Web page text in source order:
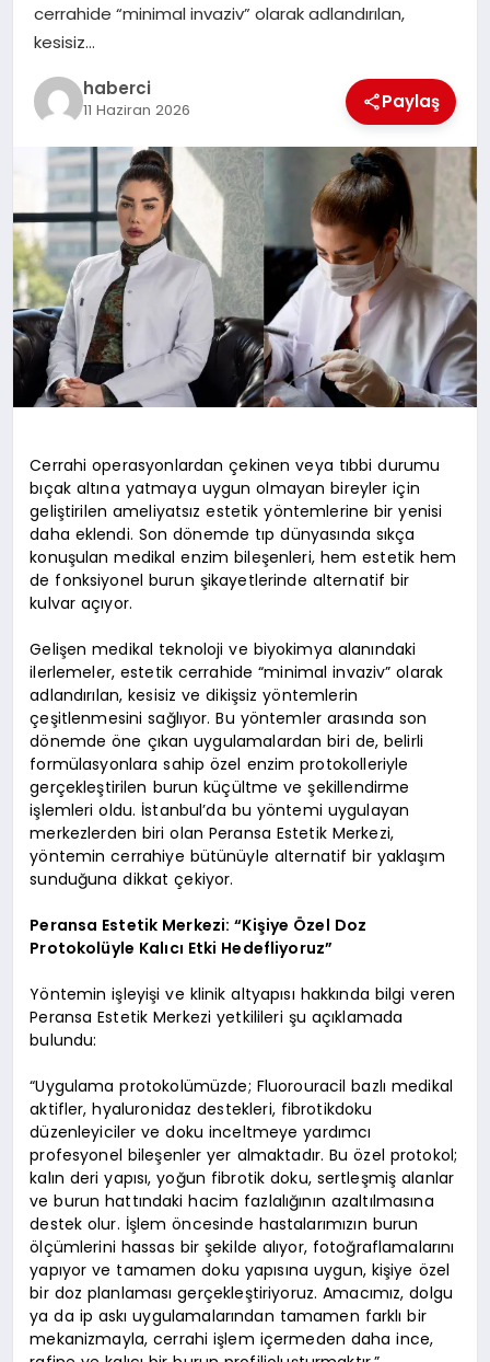
YAŞAM
cerrahide “minimal invaziv” olarak adlandırılan,
kesisiz…
haberci
11 Haziran 2026 Paylaş
Cerrahi operasyonlardan çekinen veya tıbbi durumu
bıçak altına yatmaya uygun olmayan bireyler için
geliştirilen ameliyatsız estetik yöntemlerine bir yenisi
daha eklendi. Son dönemde tıp dünyasında sıkça
konuşulan medikal enzim bileşenleri, hem estetik hem
de fonksiyonel burun şikayetlerinde alternatif bir
kulvar açıyor.
Gelişen medikal teknoloji ve biyokimya alanındaki
ilerlemeler, estetik cerrahide “minimal invaziv” olarak
adlandırılan, kesisiz ve dikişsiz yöntemlerin
çeşitlenmesini sağlıyor. Bu yöntemler arasında son
dönemde öne çıkan uygulamalardan biri de, belirli
formülasyonlara sahip özel enzim protokolleriyle
gerçekleştirilen burun küçültme ve şekillendirme
işlemleri oldu. İstanbul’da bu yöntemi uygulayan
merkezlerden biri olan Peransa Estetik Merkezi,
yöntemin cerrahiye bütünüyle alternatif bir yaklaşım
sunduğuna dikkat çekiyor.
Peransa Estetik Merkezi: “Kişiye Özel Doz
Protokolüyle Kalıcı Etki Hedefliyoruz”
Yöntemin işleyişi ve klinik altyapısı hakkında bilgi veren
Peransa Estetik Merkezi yetkilileri şu açıklamada
bulundu:
“Uygulama protokolümüzde; Fluorouracil bazlı medikal
aktifler, hyaluronidaz destekleri, fibrotikdoku
düzenleyiciler ve doku inceltmeye yardımcı
profesyonel bileşenler yer almaktadır. Bu özel protokol;
kalın deri yapısı, yoğun fibrotik doku, sertleşmiş alanlar
ve burun hattındaki hacim fazlalığının azaltılmasına
destek olur. İşlem öncesinde hastalarımızın burun
ölçümlerini hassas bir şekilde alıyor, fotoğraflamalarını
yapıyor ve tamamen doku yapısına uygun, kişiye özel
bir doz planlaması gerçekleştiriyoruz. Amacımız, dolgu
ya da ip askı uygulamalarından tamamen farklı bir
mekanizmayla, cerrahi işlem içermeden daha ince,